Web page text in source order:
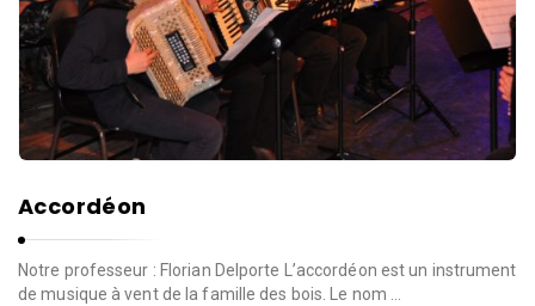
Accordéon
Notre professeur : Florian Delporte L’accordéon est un instrument
de musique à vent de la famille des bois. Le nom …